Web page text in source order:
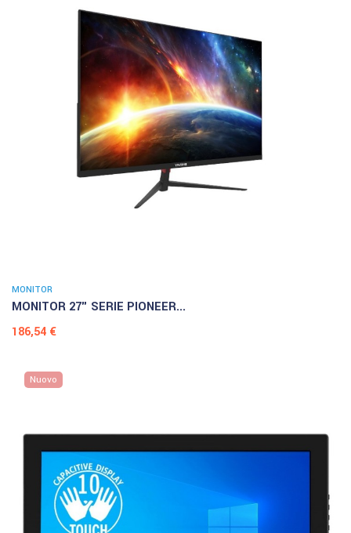
MONITOR
MONITOR 27" SERIE PIONEER...
Prezzo
186,54 €
Nuovo